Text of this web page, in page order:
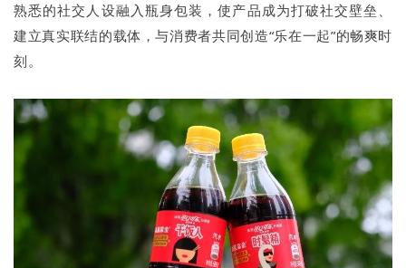
熟悉的社交人设融入瓶身包装，使产品成为打破社交壁垒、
建立真实联结的载体，与消费者共同创造“乐在一起”的畅爽时
刻。